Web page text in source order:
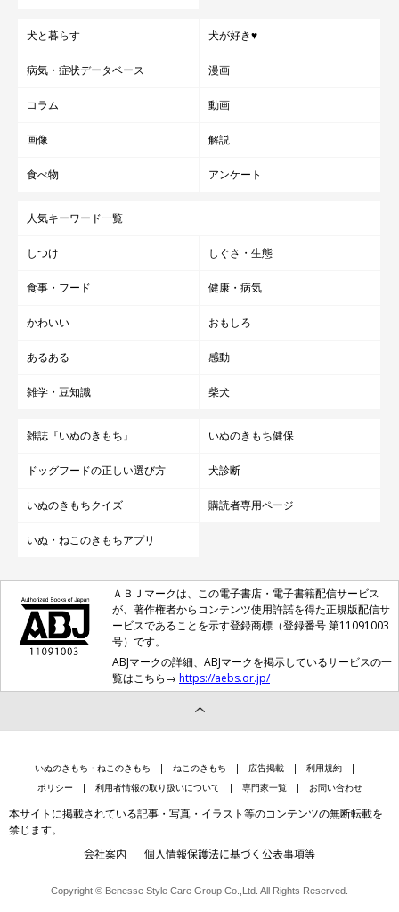
犬と暮らす 犬が好き♥
病気・症状データベース 漫画
コラム 動画
画像 解説
食べ物 アンケート
人気キーワード一覧
しつけ しぐさ・生態
食事・フード 健康・病気
かわいい おもしろ
あるある 感動
雑学・豆知識 柴犬
雑誌『いぬのきもち』 いぬのきもち健保
ドッグフードの正しい選び方 犬診断
いぬのきもちクイズ 購読者専用ページ
いぬ・ねこのきもちアプリ
ＡＢＪマークは、この電子書店・電子書籍配信サービス
が、著作権者からコンテンツ使用許諾を得た正規版配信サ
ービスであることを示す登録商標（登録番号 第11091003
号）です。
ABJマークの詳細、ABJマークを掲示しているサービスの一
覧はこちら→ https://aebs.or.jp/
いぬのきもち・ねこのきもち ねこのきもち 広告掲載
利用規約
ポリシー
利用者情報の取り扱いについて 専門家一覧 お問い合わせ
本サイトに掲載されている記事・写真・イラスト等のコンテンツの無断転載を
禁じます。
会社案内 個人情報保護法に基づく公表事項等
Copyright © Benesse Style Care Group Co.,Ltd. All Rights Reserved.